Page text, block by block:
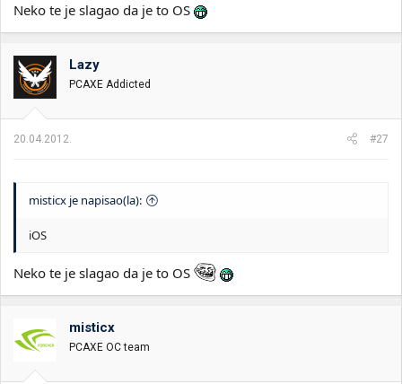
Neko te je slagao da je to OS
Lazy
PCAXE Addicted
20.04.2012. #27
misticx je napisao(la):
iOS
Neko te je slagao da je to OS
misticx
PCAXE OC team